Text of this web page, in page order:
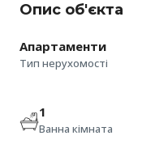
Опис об'єкта
Апартаменти
Тип нерухомості
1
Ванна кімната